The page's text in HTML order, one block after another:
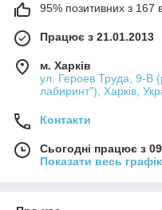
95% позитивних з 167
Працює з 21.01.2013
м. Харків
ул. Героев Труда, 9-В
лабиринт"), Харків,
Контакти
Сьогодні працює з
Показати весь